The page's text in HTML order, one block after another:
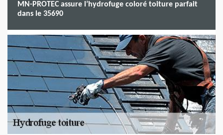
MN-PROTEC assure l’hydrofuge coloré toiture parfait
dans le 35690